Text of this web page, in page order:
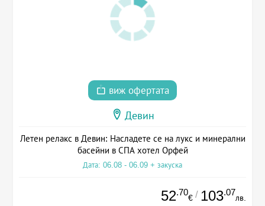
виж офертата
Девин
Летен релакс в Девин: Насладете се на лукс и минерални
басейни в СПА хотел Орфей
Дата: 06.08 - 06.09 + закуска
52.70
€ / 103.07
лв.